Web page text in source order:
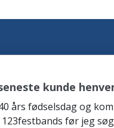
kunde
års fødselsdag og
før jeg